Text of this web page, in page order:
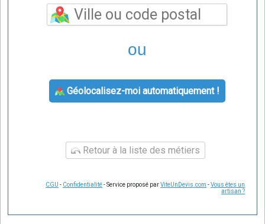
ou
Géolocalisez-moi automatiquement !
Retour à la liste des métiers
CGU - Confidentialité- Service proposé parViteUnDevis.com -Vous êtes un
artisan ?